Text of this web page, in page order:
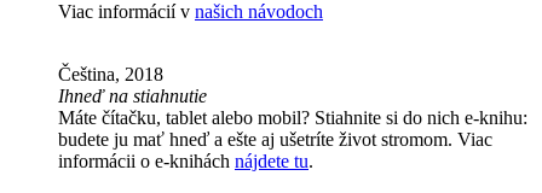
Viac informácií v našich návodoch
Čeština, 2018
Ihneď na stiahnutie
Máte čítačku, tablet alebo mobil? Stiahnite si do nich e-knihu:
budete ju mať hneď a ešte aj ušetríte život stromom. Viac
informácii o e-knihách nájdete tu.